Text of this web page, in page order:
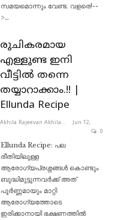
സമയമൊന്നും വേണ്ട. വളരെ!--
>…
രുചികരമായ
എള്ളുണ്ട ഇനി
വീട്ടിൽ തന്നെ
തയ്യാറാക്കാം.!! |
Ellunda Recipe
Akhila Rajeevan Akhila Rajeevan
Jun 12,
0
Ellunda Recipe: പല
രീതിയിലുള്ള
ആരോഗ്യപ്രശ്നങ്ങൾ കൊണ്ടും
ബുദ്ധിമുട്ടുന്നവർക്ക് അത്
പൂർണ്ണമായും മാറ്റി
ആരോഗ്യത്തോടെ
ഇരിക്കാനായി ഭക്ഷണത്തിൽ